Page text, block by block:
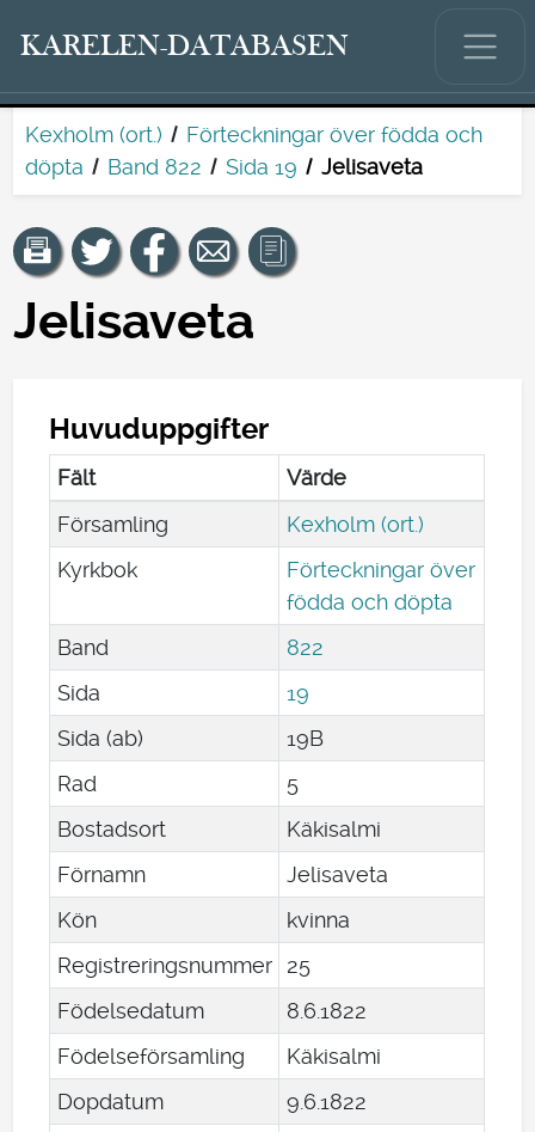
KARELEN-DATABASEN
Kexholm (ort.)
Förteckningar över födda och
döpta
Band 822 Sida 19 Jelisaveta
Jelisaveta
Huvuduppgifter
Fält
Värde
Församling
Kexholm (ort.)
Kyrkbok
Förteckningar över
födda och döpta
Band
822
Sida
19
Sida (ab)
19B
Rad
5
Bostadsort
Käkisalmi
Förnamn
Jelisaveta
Kön
kvinna
Registreringsnummer
25
Födelsedatum
8 61822
Födelseförsamling
Käkisalmi
Dopdatum
9 61822